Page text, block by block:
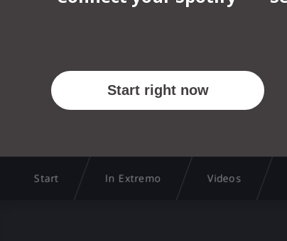
Start In Extremo Videos